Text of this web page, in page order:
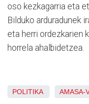
oso kezkagarria eta
Bilduko arduradunek
eta herri ordezkarien
horrela ahalbidetzea.
POLITIKA AMASA-